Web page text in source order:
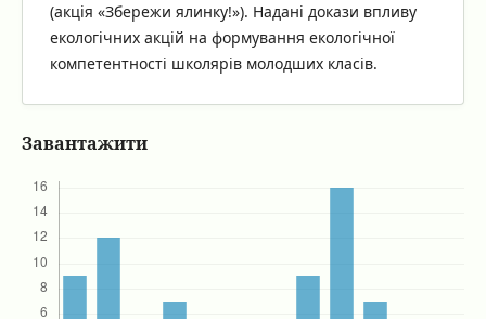
(акція «Збережи ялинку!»). Надані докази впливу
екологічних акцій на формування екологічної
компетентності школярів молодших класів.
Завантажити